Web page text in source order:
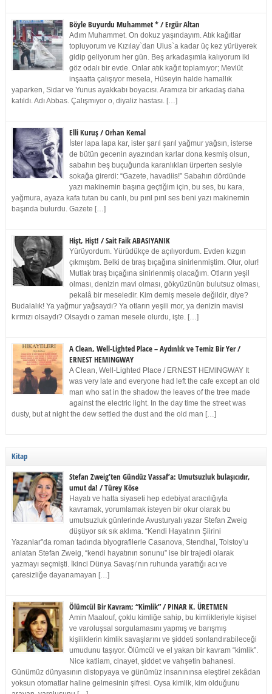
Böyle Buyurdu Muhammet * / Ergür Altan
Adım Muhammet. On dokuz yaşındayım. Atık kağıtlar
topluyorum ve Kızılay`dan Ulus`a kadar üç kez yürüyerek
gidip geliyorum her gün. Beş arkadaşımla kalıyorum iki
göz odalı bir evde. Onlar atık kağıt toplamıyor; Mevlüt
inşaatta çalışıyor mesela, Hüseyin halde hamallık
yaparken, Sidar ve Yunus ayakkabı boyacısı. Aramıza bir arkadaş daha
katıldı. Adı Abbas. Çalışmıyor o, diyaliz hastası. […]
Elli Kuruş / Orhan Kemal
İster lapa lapa kar, ister şarıl şarıl yağmur yağsın, isterse
de bütün gecenin ayazından karlar dona kesmiş olsun,
sabahın beş buçuğunda karanlıkları ürperten sesiyle
sokağa girerdi: “Gazete, havadiis!” Sabahın dördünde
yazı makinemin başına geçtiğim için, bu ses, bu kara,
yağmura, ayaza kafa tutan bu canlı, bu pırıl pırıl ses beni yazı makinemin
başında bulurdu. Gazete […]
Hişt, Hişt! / Sait Faik ABASIYANIK
Yürüyordum. Yürüdükçe de açılıyordum. Evden kızgın
çıkmıştım. Belki de tıraş bıçağına sinirlenmiştim. Olur, olur!
Mutlak tıraş bıçağına sinirlenmiş olacağım. Otların yeşil
olması, denizin mavi olması, gökyüzünün bulutsuz olması,
pekalâ bir meseledir. Kim demiş mesele değildir, diye?
Budalalık! Ya yağmur yağsaydı? Ya otların yeşili mor, ya denizin mavisi
kırmızı olsaydı? Olsaydı o zaman mesele olurdu, işte. […]
A Clean, Well-Lighted Place – Aydınlık ve Temiz Bir Yer /
ERNEST HEMINGWAY
A Clean, Well-Lighted Place / ERNEST HEMINGWAY It
was very late and everyone had left the cafe except an old
man who sat in the shadow the leaves of the tree made
against the electric light. In the day time the street was
dusty, but at night the dew settled the dust and the old man […]
Kitap
Stefan Zweig’ten Gündüz Vassaf’a: Umutsuzluk bulaşıcıdır,
umut da! / Türey Köse
Hayatı ve hatta siyaseti hep edebiyat aracılığıyla
kavramak, yorumlamak isteyen bir okur olarak bu
umutsuzluk günlerinde Avusturyalı yazar Stefan Zweig
düşüyor sık sık aklıma. “Kendi Hayatının Şiirini
Yazanlar”da roman tadında biyografilerle Casanova, Stendhal, Tolstoy’u
anlatan Stefan Zweig, “kendi hayatının sonunu” ise bir trajedi olarak
yazmayı seçmişti. İkinci Dünya Savaşı’nın ruhunda yarattığı acı ve
çaresizliğe dayanamayan […]
Ölümcül Bir Kavram; “Kimlik” / PINAR K. ÜRETMEN
Amin Maalouf, çoklu kimliğe sahip, bu kimlikleriyle kişisel
ve varoluşsal sorgulamasını yapmış ve barışmış
kişiliklerin kimlik savaşlarını ve şiddeti sonlandırabileceği
umudunu taşıyor. Ölümcül ve el yakan bir kavram “kimlik”.
Nice katliam, cinayet, şiddet ve vahşetin bahanesi.
Günümüz dünyasının distopyaya ve günümüz insanınınsa eleştirel zekâdan
yoksun otomatlar haline gelmesinin şifresi. Oysa kimlik, kim olduğunu